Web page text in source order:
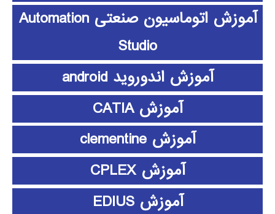
آموزش اتوماسیون صنعتی Automation
Studio
آموزش اندوروید android
آموزش CATIA
آموزش clementine
آموزش CPLEX
آموزش EDIUS